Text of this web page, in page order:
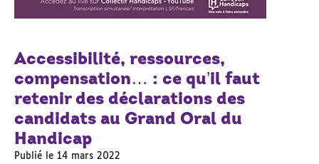
Accessibilité, ressources,
compensation… : ce qu’il faut
retenir des déclarations des
candidats au Grand Oral du
Handicap
Publié le 14 mars 2022